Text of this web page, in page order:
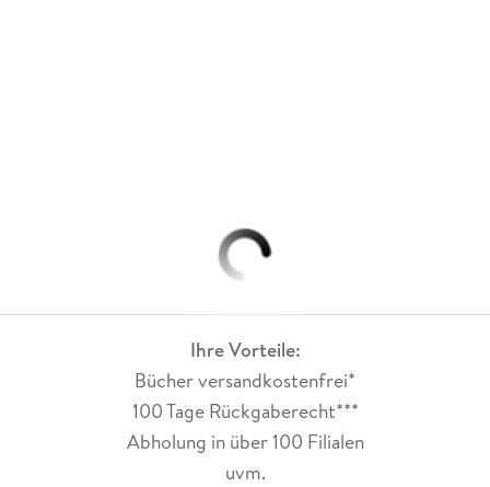
Ihre Vorteile:
Bücher versandkostenfrei*
100 Tage Rückgaberecht***
Abholung in über 100 Filialen
uvm.